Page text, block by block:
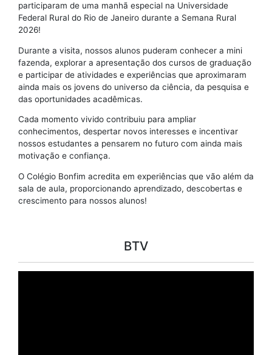
participaram de uma manhã especial na Universidade
Federal Rural do Rio de Janeiro durante a Semana Rural
2026!
Durante a visita, nossos alunos puderam conhecer a mini
fazenda, explorar a apresentação dos cursos de graduação
e participar de atividades e experiências que aproximaram
ainda mais os jovens do universo da ciência, da pesquisa e
das oportunidades acadêmicas.
Cada momento vivido contribuiu para ampliar
conhecimentos, despertar novos interesses e incentivar
nossos estudantes a pensarem no futuro com ainda mais
motivação e confiança.
O Colégio Bonfim acredita em experiências que vão além da
sala de aula, proporcionando aprendizado, descobertas e
crescimento para nossos alunos!
BTV